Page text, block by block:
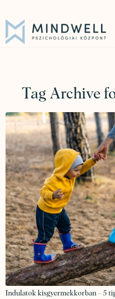
Tag Archive
Indulatok kisgyermekkorban – 5